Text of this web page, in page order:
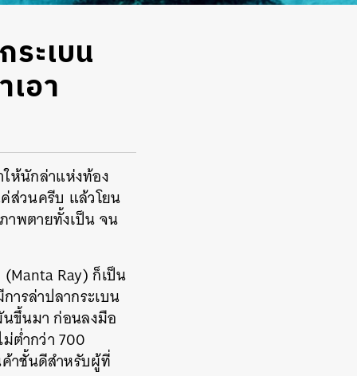
ะเบน
อา
ห้นักล่าแห่งท้อง
ส่วนครีบ แล้วโยน
าพตายทั้งเป็น จน
(Manta Ray) ก็เป็น
รล่าปลากระเบน
นขึ้นมา ก่อนลงมือ
ต่ำกว่า 700
าชั้นดีสำหรับผู้ที่